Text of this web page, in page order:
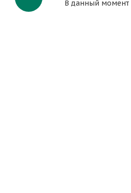
В данный момент